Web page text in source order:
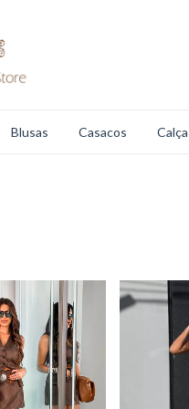
Blusas Casacos